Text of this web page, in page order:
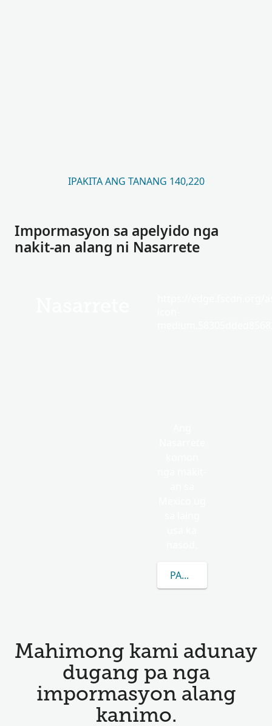
IPAKITA ANG TANANG 140,220
Impormasyon sa apelyido nga
nakit-an alang ni Nasarrete
PAGKAT-ON OG
Mahimong kami adunay
dugang pa nga
impormasyon alang
kanimo.